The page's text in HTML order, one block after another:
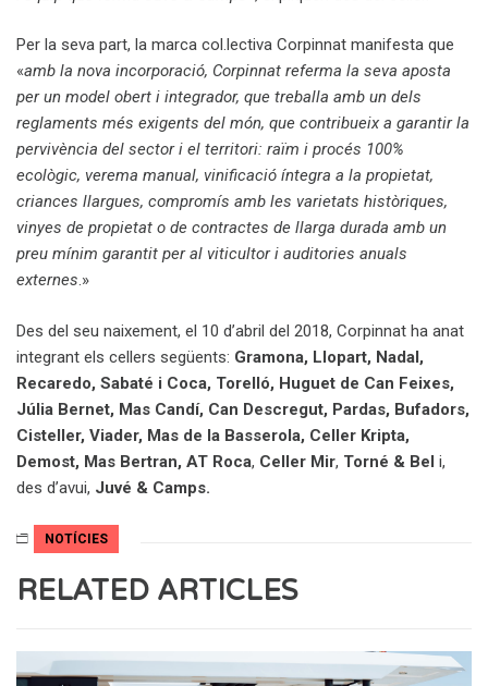
Per la seva part, la marca col.lectiva Corpinnat manifesta que
«amb la nova incorporació, Corpinnat referma la seva aposta
per un model obert i integrador, que treballa amb un dels
reglaments més exigents del món, que contribueix a garantir la
pervivència del sector i el territori: raïm i procés 100%
ecològic, verema manual, vinificació íntegra a la propietat,
criances llargues, compromís amb les varietats històriques,
vinyes de propietat o de contractes de llarga durada amb un
preu mínim garantit per al viticultor i auditories anuals
externes.»
Des del seu naixement, el 10 d’abril del 2018, Corpinnat ha anat
integrant els cellers següents: Gramona, Llopart, Nadal,
Recaredo, Sabaté i Coca, Torelló, Huguet de Can Feixes,
Júlia Bernet, Mas Candí, Can Descregut, Pardas, Bufadors,
Cisteller, Viader, Mas de la Basserola, Celler Kripta,
Demost, Mas Bertran, AT Roca, Celler Mir, Torné & Bel i,
des d’avui, Juvé & Camps.
NOTÍCIES
RELATED ARTICLES